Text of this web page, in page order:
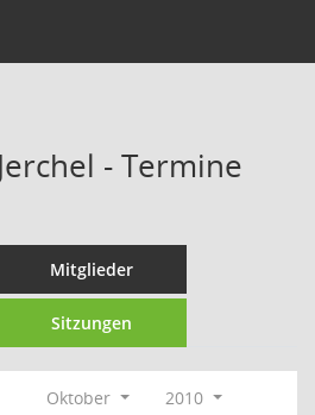
- Termine
Mitglieder
Sitzungen
Oktober
2010